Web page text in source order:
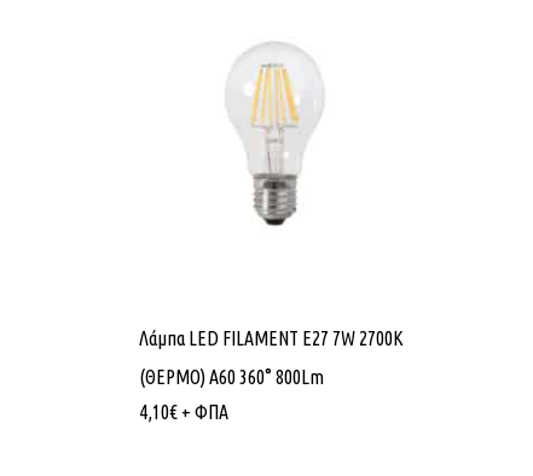
Λάμπα LED FILAMENT E27 7W 2700K
(ΘΕΡΜΟ) Α60 360° 800Lm
4,10€ + ΦΠΑ